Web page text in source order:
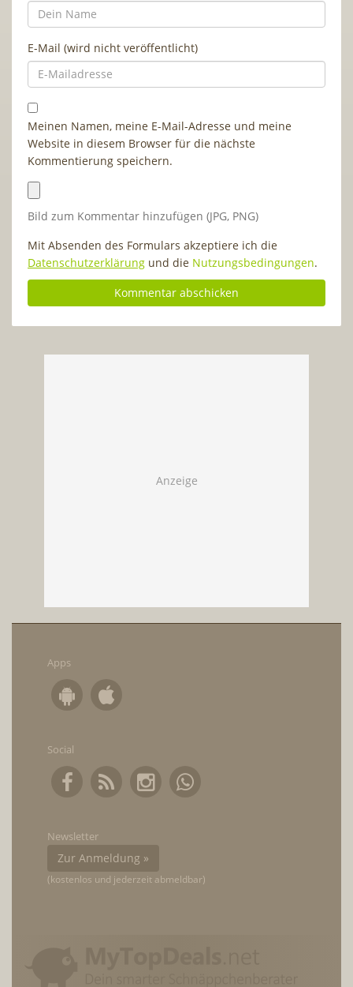
E-Mail (wird nicht veröffentlicht)
Meinen Namen, meine E-Mail-Adresse und meine
Website in diesem Browser für die nächste
Kommentierung speichern.
Bild zum Kommentar hinzufügen (JPG, PNG)
Mit Absenden des Formulars akzeptiere ich die
Datenschutzerklärung und die Nutzungsbedingungen.
Apps
Social
Newsletter
Zur Anmeldung »
(kostenlos und jederzeit abmeldbar)